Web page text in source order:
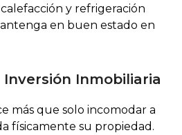
y refrigeración
en buen estado en
Inmobiliaria
más que solo incomodar a
físicamente su propiedad.